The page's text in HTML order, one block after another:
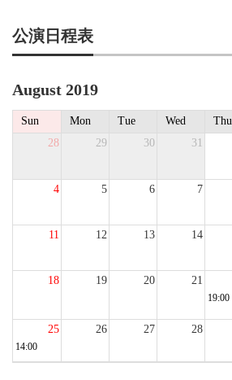
公演日程表
August 2019
Sun Mon Tue Wed Thu
28
29 30 31
4 5 6 7
11 12 13 14
18 19 20 21
19:00
25 26 27 28
14:00